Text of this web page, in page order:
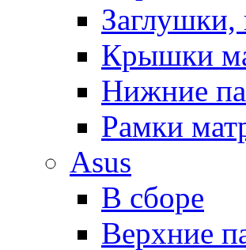
Заглушки,
Крышки
Нижние
Рамки
Asus
В сборе
Верхние